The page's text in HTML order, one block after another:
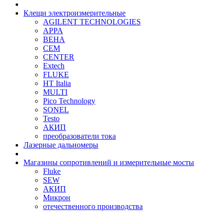
Клещи электроизмерительные
AGILENT TECHNOLOGIES
APPA
BEHA
CEM
CENTER
Extech
FLUKE
HT Italia
MULTI
Pico Technology
SONEL
Testo
АКИП
преобразователи тока
Лазерные дальномеры
Магазины сопротивлений и измерительные мосты
Fluke
SEW
АКИП
Микрон
отечественного производства